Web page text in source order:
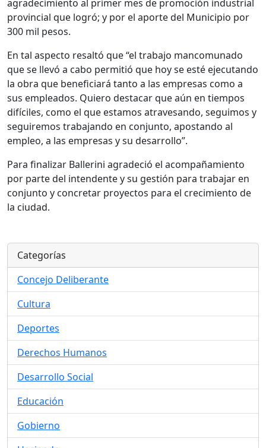
agradecimiento al primer mes de promoción industrial
provincial que logró; y por el aporte del Municipio por
300 mil pesos.
En tal aspecto resaltó que “el trabajo mancomunado
que se llevó a cabo permitió que hoy se esté ejecutando
la obra que beneficiará tanto a las empresas como a
sus empleados. Quiero destacar que aún en tiempos
difíciles, como el que estamos atravesando, seguimos y
seguiremos trabajando en conjunto, apostando al
empleo, a las empresas y su desarrollo”.
Para finalizar Ballerini agradeció el acompañamiento
por parte del intendente y su gestión para trabajar en
conjunto y concretar proyectos para el crecimiento de
la ciudad.
Categorías
Concejo Deliberante
Cultura
Deportes
Derechos Humanos
Desarrollo Social
Educación
Gobierno